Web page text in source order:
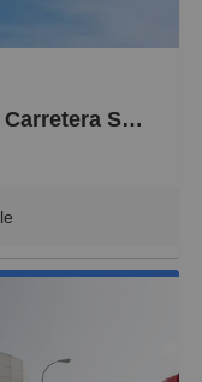
de Paula 100, Tafira